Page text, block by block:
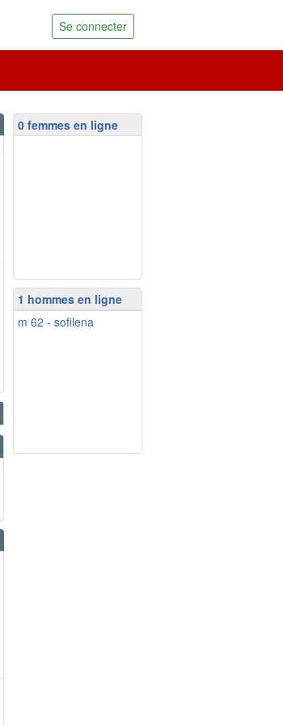
Se connecter
0 femmes en ligne
1 hommes en ligne
m 62 - sofilena